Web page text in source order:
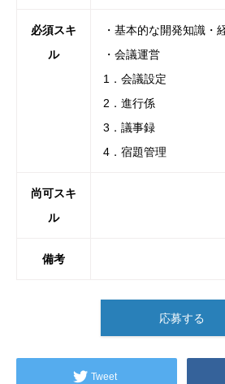
必須スキ
ル
・基本的な開発知識・
・会議運営
1．会議設定
2．進行係
3．議事録
4．宿題管理
尚可スキ
ル
備考
応募する
Tweet